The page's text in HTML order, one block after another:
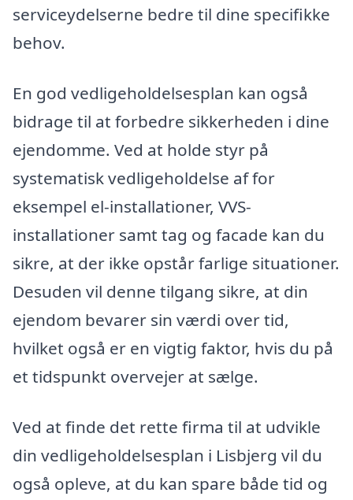
serviceydelserne bedre til dine specifikke
behov.
En god vedligeholdelsesplan kan også
bidrage til at forbedre sikkerheden i dine
ejendomme. Ved at holde styr på
systematisk vedligeholdelse af for
eksempel el-installationer, VVS-
installationer samt tag og facade kan du
sikre, at der ikke opstår farlige situationer.
Desuden vil denne tilgang sikre, at din
ejendom bevarer sin værdi over tid,
hvilket også er en vigtig faktor, hvis du på
et tidspunkt overvejer at sælge.
Ved at finde det rette firma til at udvikle
din vedligeholdelsesplan i Lisbjerg vil du
også opleve, at du kan spare både tid og